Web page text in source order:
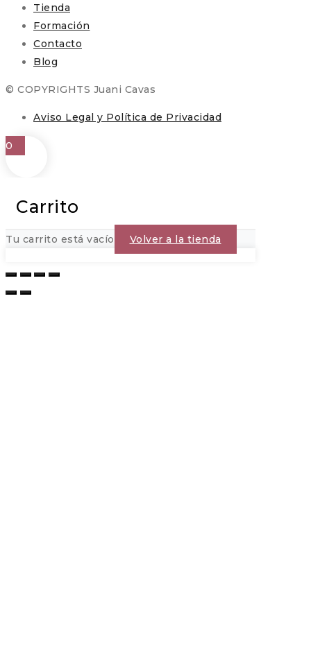
Tienda
Formación
Contacto
Blog
© COPYRIGHTS Juani Cavas
Aviso Legal y Política de Privacidad
0
Carrito
Tu carrito está vacío Volver a la tienda